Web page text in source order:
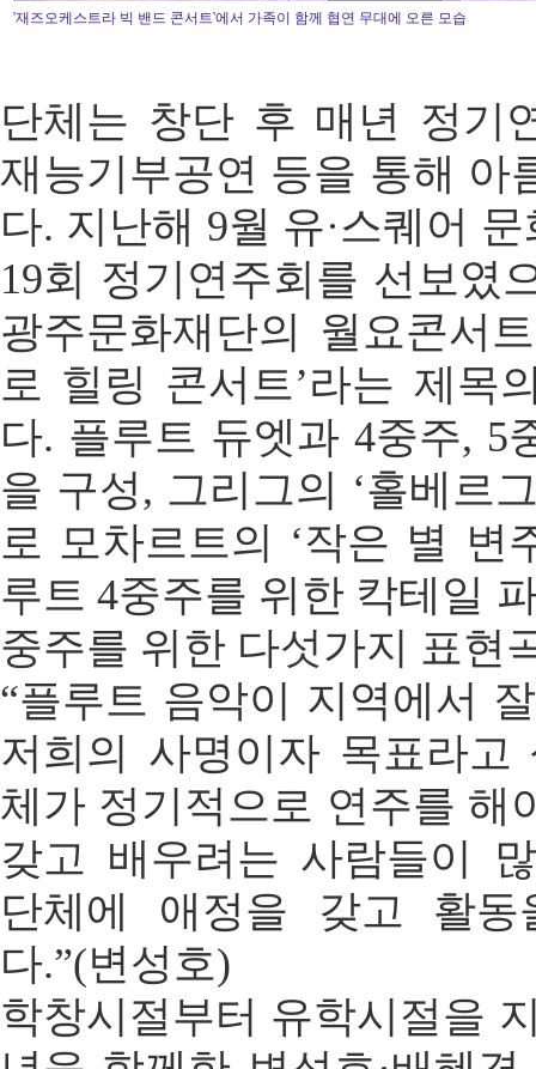
'재즈오케스트라 빅 밴드 콘서트'에서 가족이 함께 협연 무대에 오른 모습
단체는 창단 후 매년 정기
재능기부공연 등을 통해 아
다. 지난해 9월 유·스퀘어
19회 정기연주회를 선보였
광주문화재단의 월요콘서
로 힐링 콘서트’라는 제목
다. 플루트 듀엣과 4중주, 5
을 구성, 그리그의 ‘홀베르
로 모차르트의 ‘작은 별 변
루트 4중주를 위한 칵테일
중주를 위한 다섯가지 표현
“플루트 음악이 지역에서
저희의 사명이자 목표라
체가 정기적으로 연주를 해
갖고 배우려는 사람들이
단체에 애정을 갖고 활
다.”(변성호)
학창시절부터 유학시절을